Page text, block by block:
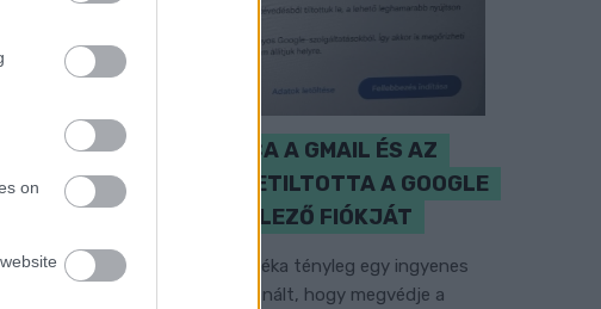
on
CZUNYINÉ HARCA A GMAIL ÉS AZ
ÖNKÉNY ELLEN - LETILTOTTA A GOOGLE
A VÉDVONAL LEVELEZŐ FIÓKJÁT
Nem vicc! A Fidesz maradéka tényleg egy ingyenes
e-mail szolgáltatást használt, hogy megvédje a